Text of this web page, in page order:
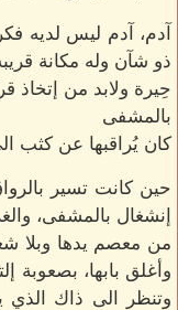
آدم، آدم ليس لديه
ذو شآن وله مكانة
حِيرة ولابد من إتخاذ
بالمشفى
كان يُراقبها عن كثب
حين كانت تسير
إنشغال بالمشفى،
من معصم يدها وبلا
وأغلق بابها، بصعوبة
وتنظر الى ذاك الذي